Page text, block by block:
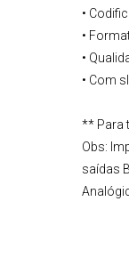
•
•
•
• Com
** Para
Obs:
saídas